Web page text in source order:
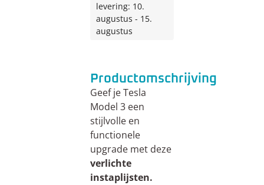
levering: 10.
augustus - 15.
augustus
Productomschrijving
Geef je Tesla
Model 3 een
stijlvolle en
functionele
upgrade met deze
verlichte
instaplijsten.